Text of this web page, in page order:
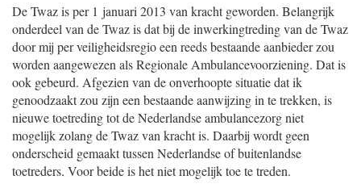
De Twaz is per 1 januari 2013 van kracht geworden. Belangrijk
onderdeel van de Twaz is dat bij de inwerkingtreding van de Twaz
door mij per veiligheidsregio een reeds bestaande aanbieder zou
worden aangewezen als Regionale Ambulancevoorziening. Dat is
ook gebeurd. Afgezien van de onverhoopte situatie dat ik
genoodzaakt zou zijn een bestaande aanwijzing in te trekken, is
nieuwe toetreding tot de Nederlandse ambulancezorg niet
mogelijk zolang de Twaz van kracht is. Daarbij wordt geen
onderscheid gemaakt tussen Nederlandse of buitenlandse
toetreders. Voor beide is het niet mogelijk toe te treden.